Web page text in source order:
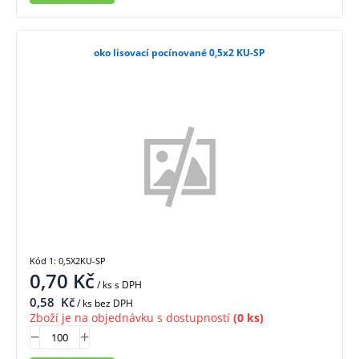
oko lisovací pocínované 0,5x2 KU-SP
0,70 Kč/ kss DPH
0,58 Kč/ ks bez DPH
Zboží je na objednávku s dostupností (0 ks)
Kód 1: 0,5X2KU-SP